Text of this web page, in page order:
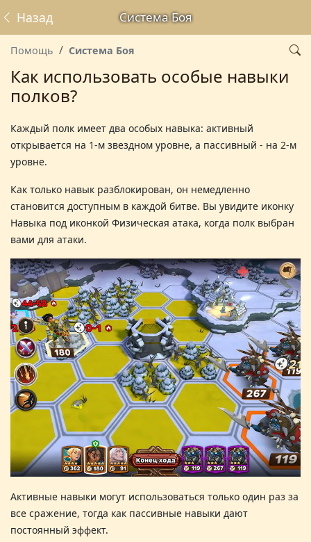
Система Боя
Назад
Помощь Система Боя
Как использовать особые навыки
полков?
Каждый полк имеет два особых навыка: активный
открывается на 1-м звездном уровне, а пассивный - на 2-м
уровне.
Как только навык разблокирован, он немедленно
становится доступным в каждой битве. Вы увидите иконку
Навыка под иконкой Физическая атака, когда полк выбран
вами для атаки.
Активные навыки могут использоваться только один раз за
все сражение, тогда как пассивные навыки дают
постоянный эффект.